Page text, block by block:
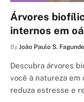
Árvores
internos em
By João Paulo S.
Descubra árvores
você à natureza em
reduza estresse e